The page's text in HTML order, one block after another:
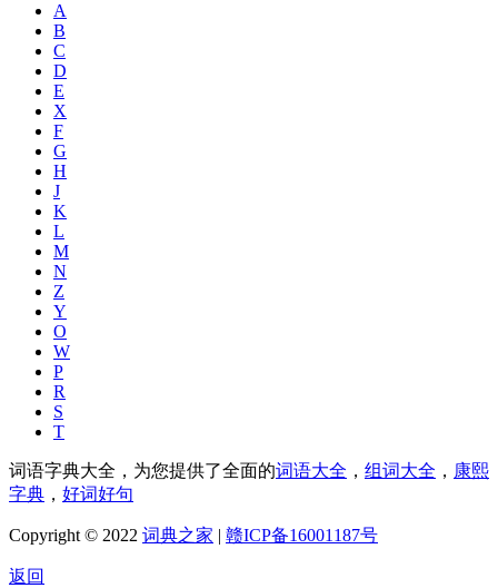
A
B
C
D
E
X
F
G
H
J
K
L
M
N
Z
Y
O
W
P
R
S
T
词语字典大全，为您提供了全面的词语大全 ， 组词大全 ， 康熙
字典 ， 好词好句
Copyright © 2022 词典之家 | 赣ICP备16001187号
返回